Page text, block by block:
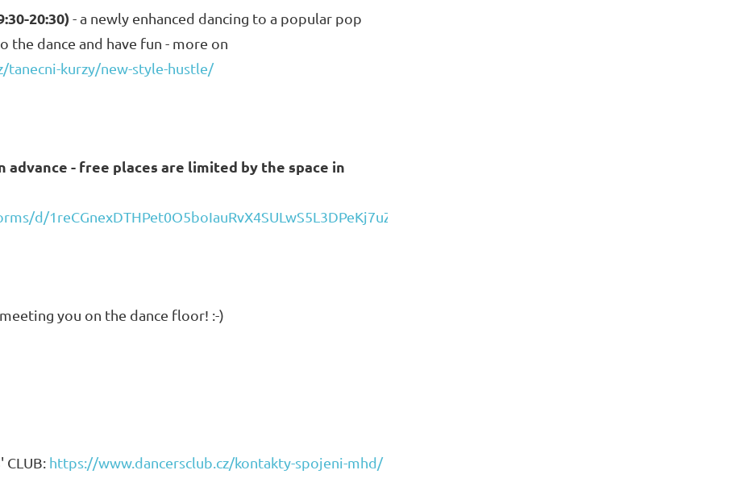
20:30)- a newly enhanced dancing to a popular pop
the dance and have fun - more on
tanecni-kurzy/new-style-hustle/
advance - free places are limited by the space in
d/1reCGnexDTHPet0O5boIauRvX4SULwS5L3DPeKj7uZhc/viewform
you on the dance floor! :-)
CLUB: https://www.dancersclub.cz/kontakty-spojeni-mhd/